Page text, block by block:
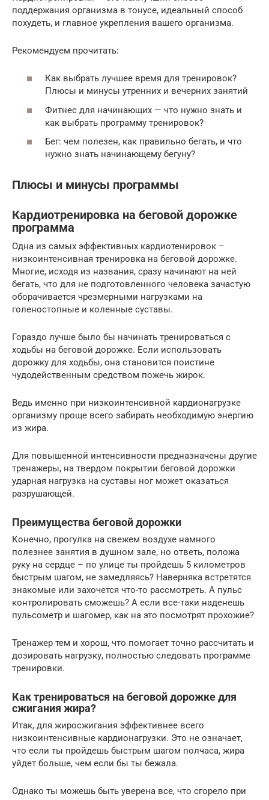
поддержания организма в тонусе, идеальный способ
похудеть, и главное укрепления вашего организма.
Рекомендуем прочитать:
Как выбрать лучшее время для тренировок?
Плюсы и минусы утренних и вечерних занятий
Фитнес для начинающих — что нужно знать и
как выбрать программу тренировок?
Бег: чем полезен, как правильно бегать, и что
нужно знать начинающему бегуну?
Плюсы и минусы программы
Кардиотренировка на беговой дорожке
программа
Одна из самых эффективных кардиотенировок –
низкоинтенсивная тренировка на беговой дорожке.
Многие, исходя из названия, сразу начинают на ней
бегать, что для не подготовленного человека зачастую
оборачивается чрезмерными нагрузками на
голеностопные и коленные суставы.
Гораздо лучше было бы начинать тренироваться с
ходьбы на беговой дорожке. Если использовать
дорожку для ходьбы, она становится поистине
чудодейственным средством пожечь жирок.
Ведь именно при низкоинтенсивной кардионагрузке
организму проще всего забирать необходимую энергию
из жира.
Для повышенной интенсивности предназначены другие
тренажеры, на твердом покрытии беговой дорожки
ударная нагрузка на суставы ног может оказаться
разрушающей.
Преимущества беговой дорожки
Конечно, прогулка на свежем воздухе намного
полезнее занятия в душном зале, но ответь, положа
руку на сердце – по улице ты пройдешь 5 километров
быстрым шагом, не замедляясь? Наверняка встретятся
знакомые или захочется что-то рассмотреть. А пульс
контролировать сможешь? А если все-таки наденешь
пульсометр и шагомер, как на это посмотрят прохожие?
Тренажер тем и хорош, что помогает точно рассчитать и
дозировать нагрузку, полностью следовать программе
тренировки.
Как тренироваться на беговой дорожке для
сжигания жира?
Итак, для жиросжигания эффективнее всего
низкоинтенсивные кардионагрузки. Это не означает,
что если ты пройдешь быстрым шагом полчаса, жира
уйдет больше, чем если бы ты бежала.
Однако ты можешь быть уверена все, что сгорело при